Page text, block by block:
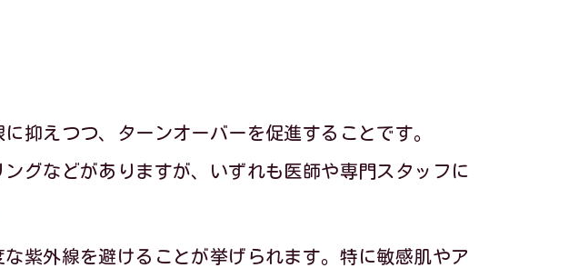
つ日々のケア方法
支持の背景
抑えつつ、ターンオーバーを促進することです。
グなどがありますが、いずれも医師や専門スタッフに
紫外線を避けることが挙げられます。特に敏感肌やア